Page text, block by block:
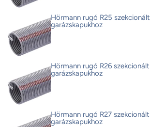
Hörmann rugó R25 szekcionált
garázskapukhoz
Hörmann rugó R26 szekcionált
garázskapukhoz
Hörmann rugó R27 szekcionált
garázskapukhoz